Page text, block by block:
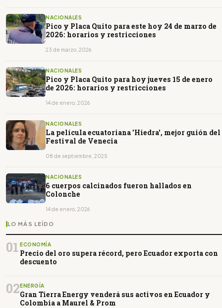
NACIONALES
Pico y Placa Quito para este hoy 24 de marzo de
2026: horarios y restricciones
23 de marzo, 2026
NACIONALES
Pico y Placa Quito para hoy jueves 15 de enero
de 2026: horarios y restricciones
14 de enero, 2026
NACIONALES
La película ecuatoriana 'Hiedra', mejor guión del
Festival de Venecia
08 de septiembre, 2025
NACIONALES
6 cuerpos calcinados fueron hallados en
Colonche
14 de enero, 2026
LO MÁS LEÍDO
01 ECONOMÍA
Precio del oro supera récord, pero Ecuador exporta con
descuento
02ENERGÍA
Gran Tierra Energy venderá sus activos en Ecuador y
Colombia a Maurel & Prom